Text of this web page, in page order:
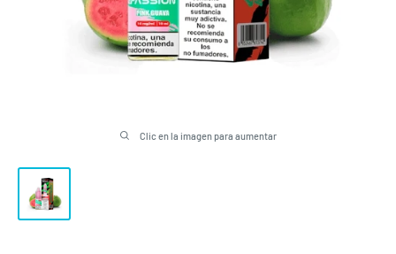
Clic en la imagen para aumentar